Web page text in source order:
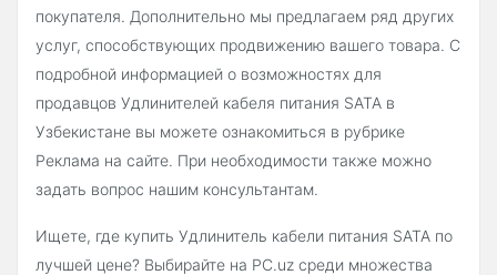
покупателя. Дополнительно мы предлагаем ряд других
услуг, способствующих продвижению вашего товара. С
подробной информацией о возможностях для
продавцов Удлинителей кабеля питания SATA в
Узбекистане вы можете ознакомиться в рубрике
Реклама на сайте. При необходимости также можно
задать вопрос нашим консультантам.
Ищете, где купить Удлинитель кабели питания SATA по
лучшей цене? Выбирайте на PC.uz среди множества